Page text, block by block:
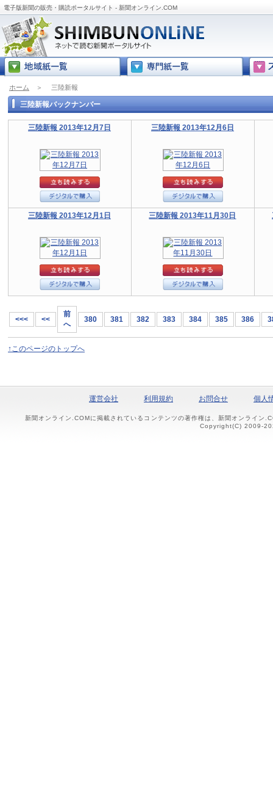
電子版新聞の販売・購読ポータルサイト - 新聞オンライン.COM
ホーム ＞ 三陸新報
三陸新報バックナンバー
三陸新報 2013年12月7日 三陸新報 2013年12月6日
三陸新報 2013年12月1日 三陸新報 2013年11月30日
<<< <<
前
へ
380 381 382 383 384 385 386
↑このページのトップへ
運営会社 利用規約 お問合せ 個人
新聞オンライン.COMに掲載されているコンテンツの著作権は、新聞オンライン
Copyright(C) 2009-